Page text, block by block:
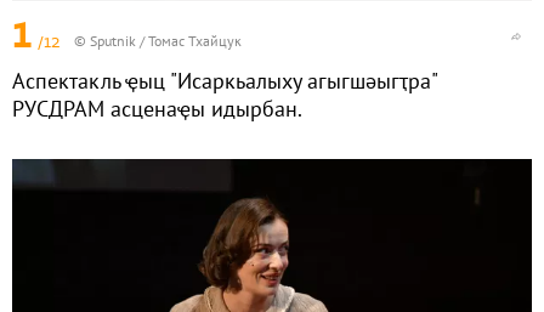
1 /12 © Sputnik / Томас Тхайцук
Аспектакль ҿыц "Исаркьалыху агыгшәыгҭра"
РУСДРАМ асценаҿы идырбан.